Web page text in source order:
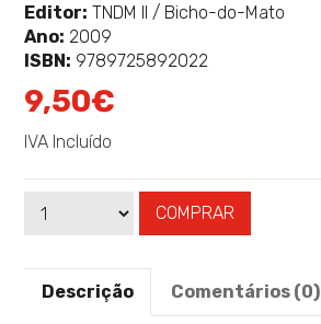
sobre
Editor: TNDM II / Bicho-do-Mato
Ano: 2009
ISBN: 9789725892022
9,50€
IVA Incluído
Qtd COMPRAR
Disponibilidade:
Descrição Comentários (0)